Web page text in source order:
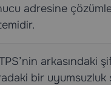
adresine
arkasındaki
bir uyumsuzluk